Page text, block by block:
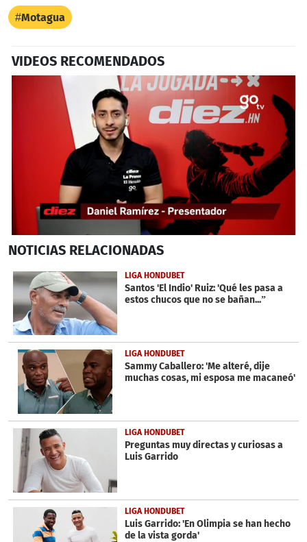
Motagua
VIDEOS RECOMENDADOS
seconds
4
minutes,
seconds
NOTICIAS RELACIONADAS
LIGA HONDUBET
Santos 'El Indio' Ruiz: 'Qué les pasa a
estos chucos que no se bañan...”
LIGA HONDUBET
Sammy Caballero: 'Me alteré, dije
muchas cosas, mi esposa me macaneó'
LIGA HONDUBET
Preguntas muy directas y curiosas a
Luis Garrido
LIGA HONDUBET
Luis Garrido: 'En Olimpia se han hecho
de la vista gorda'